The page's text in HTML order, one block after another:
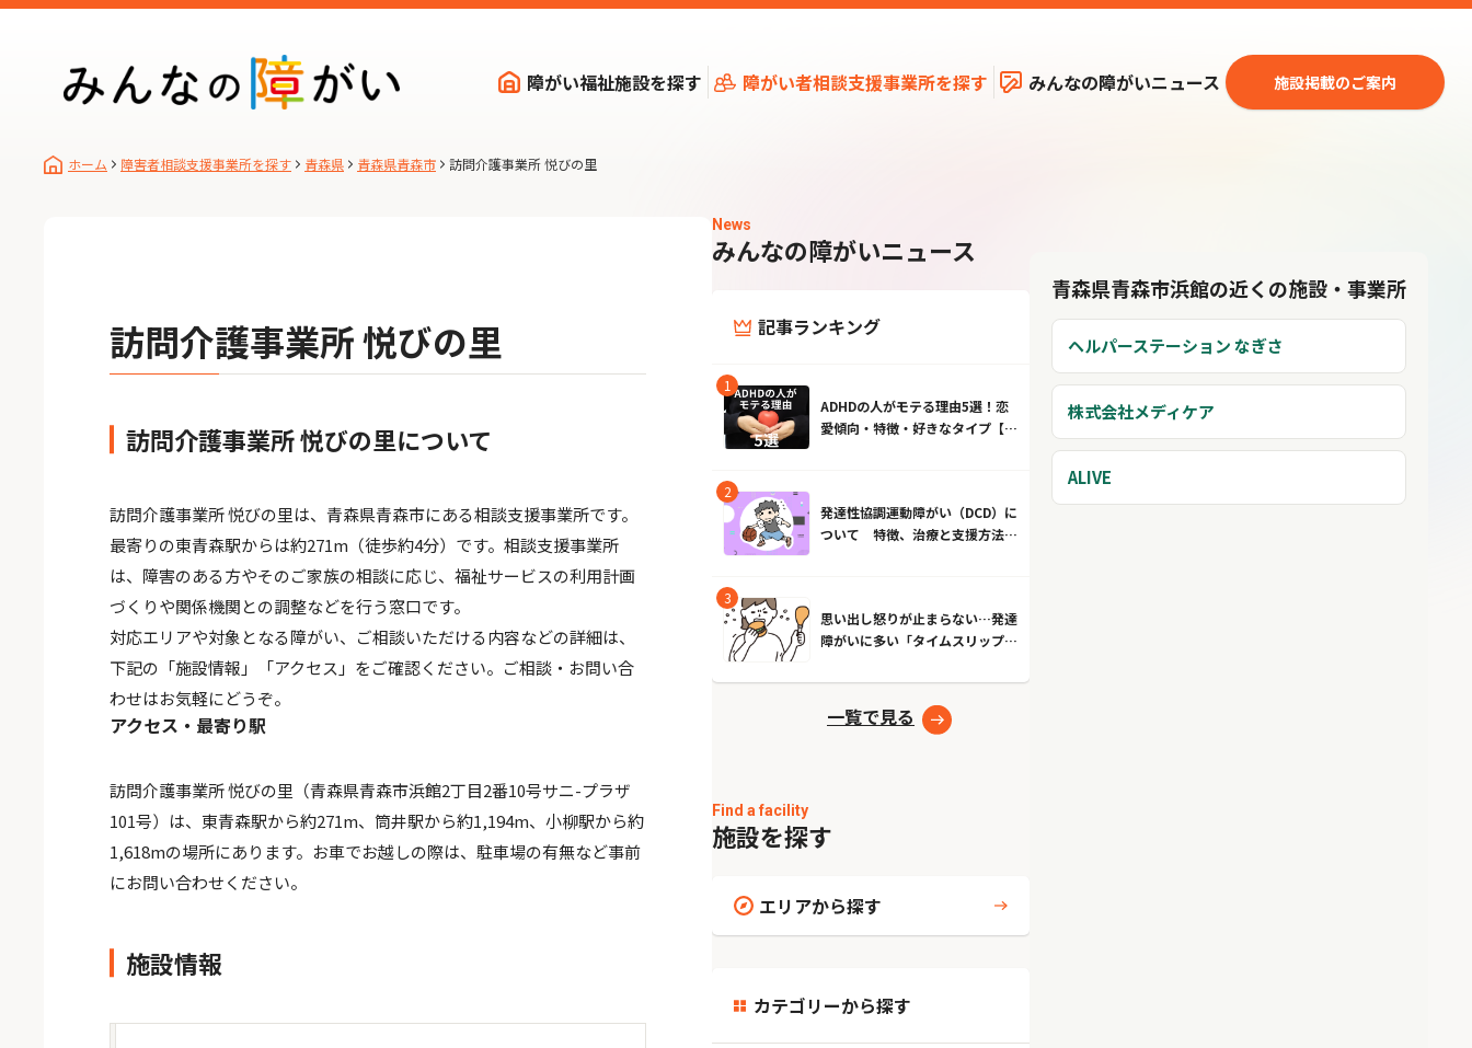
障がい福祉施設を探す 障がい者相談支援事業所を探す みんなの障がいニュース 施設掲載のご案内
ホーム 障害者相談支援事業所を探す 青森県 青森県青森市 訪問介護事業所 悦びの里
訪問介護事業所 悦びの里
訪問介護事業所 悦びの里について
訪問介護事業所 悦びの里は、青森県青森市にある相談支援事業所です。
最寄りの東青森駅からは約271m（徒歩約4分）です。相談支援事業所
は、障害のある方やそのご家族の相談に応じ、福祉サービスの利用計画
づくりや関係機関との調整などを行う窓口です。
対応エリアや対象となる障がい、ご相談いただける内容などの詳細は、
下記の「施設情報」「アクセス」をご確認ください。ご相談・お問い合
わせはお気軽にどうぞ。
アクセス・最寄り駅
訪問介護事業所 悦びの里（青森県青森市浜館2丁目2番10号サニ-プラザ
101号）は、東青森駅から約271m、筒井駅から約1,194m、小柳駅から約
1,618mの場所にあります。お車でお越しの際は、駐車場の有無など事前
にお問い合わせください。
施設情報
News
みんなの障がいニュース
記事ランキング
ADHDの人がモテる理由5選！恋
愛傾向・特徴・好きなタイプ【男
発達性協調運動障がい（DCD）に
ついて 特徴、治療と支援方法と
思い出し怒りが止まらない…発達
障がいに多い「タイムスリップ現
一覧で見る
Find a facility
施設を探す
エリアから探す
カテゴリーから探す
青森県青森市浜館の近くの施設・事業所
ヘルパーステーション なぎさ
株式会社メディケア
ALIVE